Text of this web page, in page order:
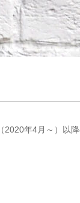
年4月～）以